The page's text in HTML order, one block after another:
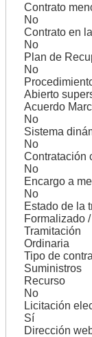
Contrato
No
Contrato en
No
Plan de
No
Abierto
Acuerdo
No
Sistema
No
Contratación
No
Encargo a
No
Estado de la
Formalizado
Tramitación
Ordinaria
Tipo de
Suministros
Recurso
No
Licitación
Sí
Dirección